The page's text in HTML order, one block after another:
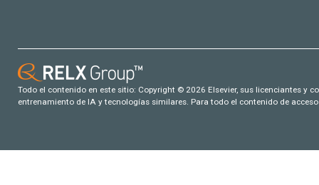
Todo el contenido en este sitio: Copyright © 2026 Elsevier, sus licenciantes y
entrenamiento de IA y tecnologías similares. Para todo el contenido de